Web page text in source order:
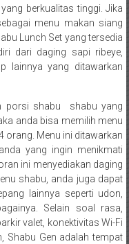
berkualitas tinggi. Jika
menu makan siang
Lunch Set yang tersedia
dari daging sapi ribeye,
lainnya yang ditawarkan
porsi shabu  shabu yang
anda bisa memilih menu
orang. Menu ini ditawarkan
yang ingin menikmati
ini menyediakan daging
shabu, anda juga dapat
lainnya seperti udon,
Selain soal rasa,
valet, konektivitas Wi-Fi
Shabu Gen adalah tempat